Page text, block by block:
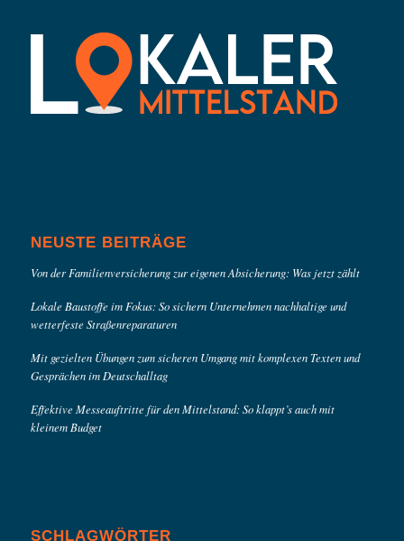
NEUSTE BEITRÄGE
Von der Familienversicherung zur eigenen Absicherung: Was jetzt zählt
Lokale Baustoffe im Fokus: So sichern Unternehmen nachhaltige und
wetterfeste Straßenreparaturen
Mit gezielten Übungen zum sicheren Umgang mit komplexen Texten und
Gesprächen im Deutschalltag
Effektive Messeauftritte für den Mittelstand: So klappt’s auch mit
kleinem Budget
SCHLAGWÖRTER